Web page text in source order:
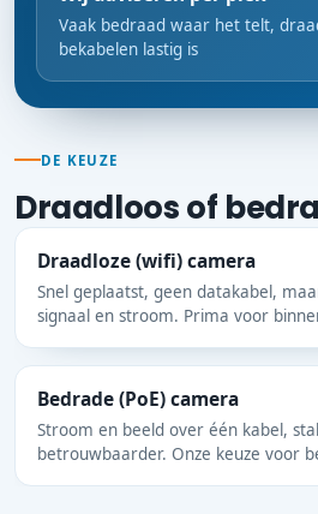
Vaak bedraad waar het telt,
bekabelen lastig is
DE KEUZE
Draadloos of
Draadloze (wifi) camera
Snel geplaatst, geen datakabel,
signaal en stroom. Prima voor
Bedrade (PoE) camera
Stroom en beeld over één kabel,
betrouwbaarder. Onze keuze voor